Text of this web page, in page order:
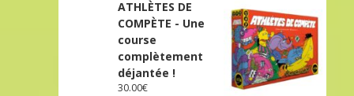
ATHLÈTES DE
COMPÈTE - Une
course
complètement
déjantée !
30.00€